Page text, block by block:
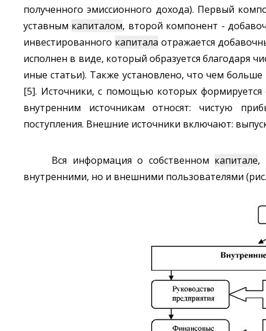
полученного эмиссионного дохода). Первый
уставным капиталом, второй компонент -
инвестированного капитала отражается
исполнен в виде, который образуется благодаря
иные статьи). Также установлено, что чем
[5]. Источники, с помощью которых формируется
внутренним источникам относят: чистую
поступления. Внешние источники включают:
Вся информация о собственном капитале,
внутренними, но и внешними пользователями